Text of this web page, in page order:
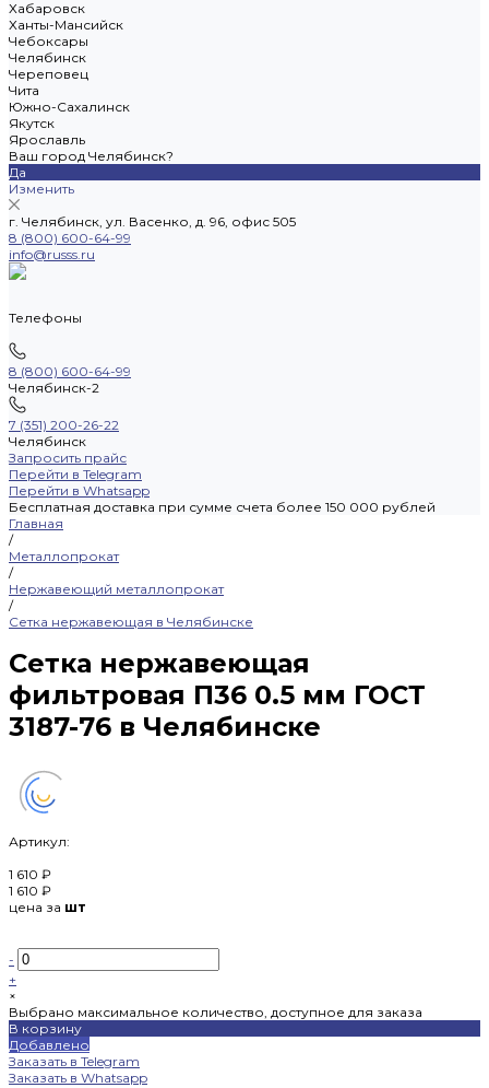
Хабаровск
Ханты-Мансийск
Чебоксары
Челябинск
Череповец
Чита
Южно-Сахалинск
Якутск
Ярославль
Ваш город Челябинск?
Да
Изменить
г. Челябинск, ул. Васенко, д. 96, офис 505
8 (800) 600-64-99
info@russs.ru
Телефоны
8 (800) 600-64-99
Челябинск-2
7 (351) 200-26-22
Челябинск
Запросить прайс
Перейти в Telegram
Перейти в Whatsapp
Бесплатная доставка при сумме счета более 150 000 рублей
Главная
/
Металлопрокат
/
Нержавеющий металлопрокат
/
Сетка нержавеющая в Челябинске
Сетка нержавеющая
фильтровая П36 0.5 мм ГОСТ
3187-76 в Челябинске
Артикул:
1 610 ₽
1 610 ₽
цена за шт
-
+
×
Выбрано максимальное количество, доступное для заказа
В корзину
Добавлено
Заказать в Telegram
Заказать в Whatsapp